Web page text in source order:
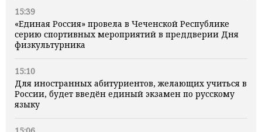
15:39
«Единая Россия» провела в Чеченской Республике
серию спортивных мероприятий в преддверии Дня
физкультурника
15:10
Для иностранных абитуриентов, желающих учиться в
России, будет введён единый экзамен по русскому
языку